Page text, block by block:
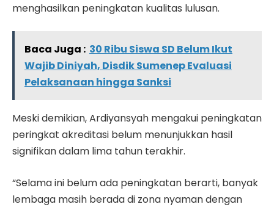
menghasilkan peningkatan kualitas lulusan.
Baca Juga : 30 Ribu Siswa SD Belum Ikut
Wajib Diniyah, Disdik Sumenep Evaluasi
Pelaksanaan hingga Sanksi
Meski demikian, Ardiyansyah mengakui peningkatan
peringkat akreditasi belum menunjukkan hasil
signifikan dalam lima tahun terakhir.
“Selama ini belum ada peningkatan berarti, banyak
lembaga masih berada di zona nyaman dengan